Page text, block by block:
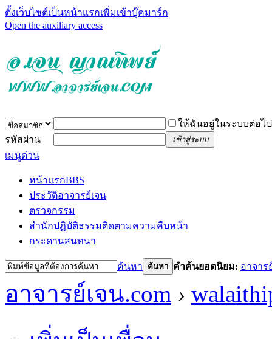
ตั้งเว็บไซต์เป็นหน้าแรกเพิ่มเข้าบุ๊คมาร์ก
Open the auxiliary access
ให้ฉันอยู่ในระบบต่อไป
รหัสผ่าน
เข้าสู่ระบบ
เมนูด่วน
หน้าแรกBBS
ประวัติอาจารย์เจน
ตรวจกรรม
สำนักปฏิบัติธรรมติดตามความคืบหน้า
กระดานสนทนา
ค้นหา ค้นหา คำค้นยอดนิยม: อาจาร
อาจารย์เจน.com ›